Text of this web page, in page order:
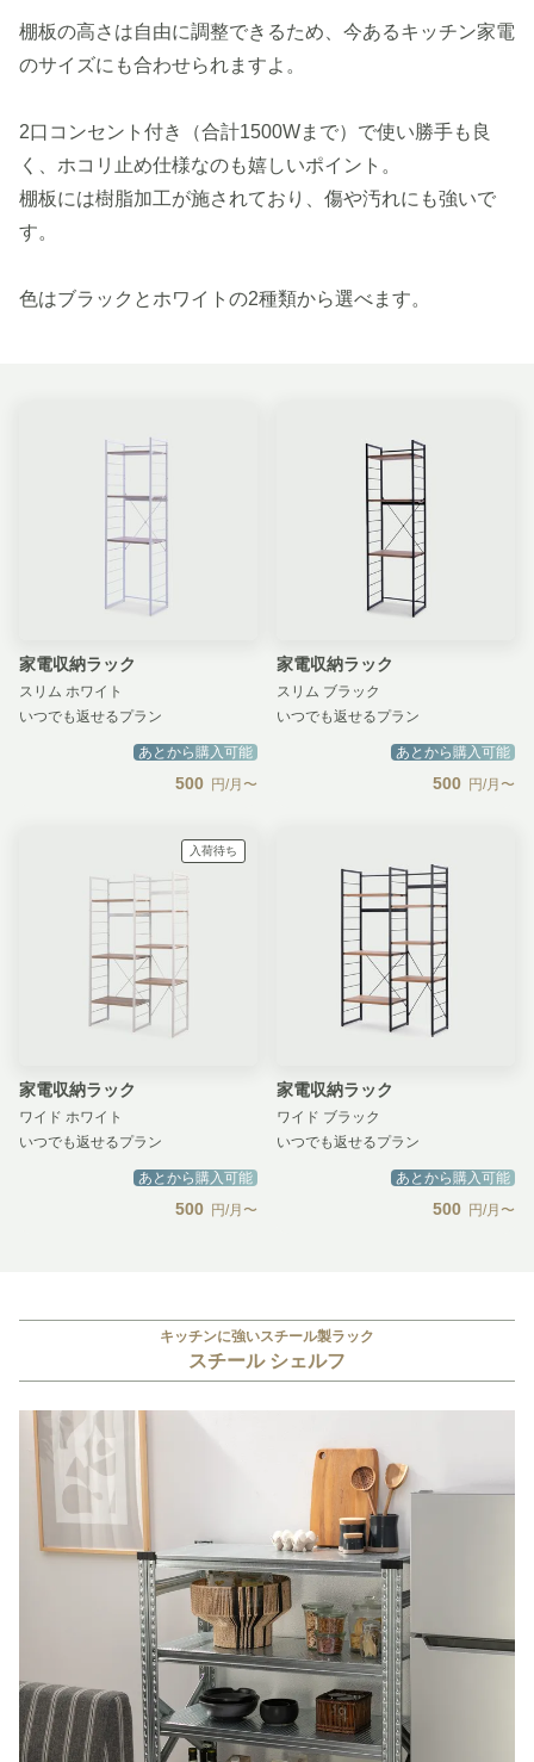
棚板の高さは自由に調整できるため、今あるキッチン家電
のサイズにも合わせられますよ。
2口コンセント付き（合計1500Wまで）で使い勝手も良
く、ホコリ止め仕様なのも嬉しいポイント。
棚板には樹脂加工が施されており、傷や汚れにも強いで
す。
色はブラックとホワイトの2種類から選べます。
家電収納ラック
スリム ホワイト
いつでも返せるプラン
あとから購入可能
500 円/月〜
家電収納ラック
スリム ブラック
いつでも返せるプラン
あとから購入可能
500 円/月〜
入荷待ち
家電収納ラック
ワイド ホワイト
いつでも返せるプラン
あとから購入可能
500 円/月〜
家電収納ラック
ワイド ブラック
いつでも返せるプラン
あとから購入可能
500 円/月〜
キッチンに強いスチール製ラック
スチール シェルフ